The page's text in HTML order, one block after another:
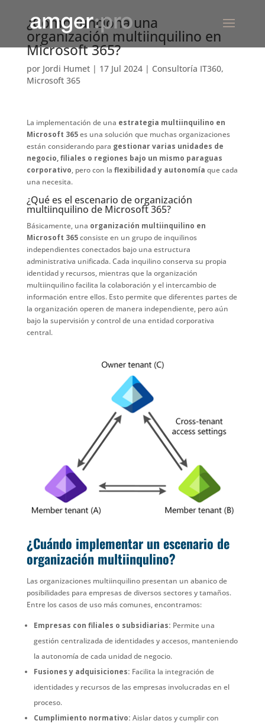
¿Cómo funciona una
organización multiinquilino en
Microsoft 365?
por Jordi Humet| 17 Jul 2024| Consultoría IT360,
Microsoft 365
La implementación de una estrategia multiinquilino en
Microsoft 365es una solución que muchas organizaciones
están considerando para gestionar varias unidades de
negocio, filiales o regiones bajo un mismo paraguas
corporativo, pero con la flexibilidad y autonomía que cada
una necesita.
¿Qué es el escenario de organización
multiinquilino de Microsoft 365?
Básicamente, una organización multiinquilino en
Microsoft 365consiste en un grupo de inquilinos
independientes conectados bajo una estructura
administrativa unificada. Cada inquilino conserva su propia
identidad y recursos, mientras que la organización
multiinquilino facilita la colaboración y el intercambio de
información entre ellos. Esto permite que diferentes partes de
la organización operen de manera independiente, pero aún
bajo la supervisión y control de una entidad corporativa
central.
¿Cuándo implementar un escenario de
organización multiinqulino?
Las organizaciones multiinquilino presentan un abanico de
posibilidades para empresas de diversos sectores y tamaños.
Entre los casos de uso más comunes, encontramos:
Empresas con filiales o subsidiarias: Permite una
gestión centralizada de identidades y accesos, manteniendo
la autonomía de cada unidad de negocio.
Fusiones y adquisiciones: Facilita la integración de
identidades y recursos de las empresas involucradas en el
proceso.
Cumplimiento normativo: Aislar datos y cumplir con